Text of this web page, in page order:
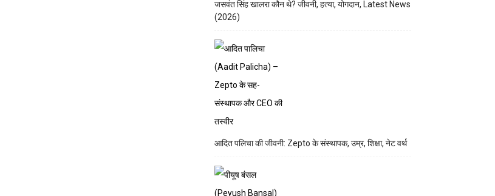
जसवंत सिंह खालरा कौन थे? जीवनी, हत्या, योगदान, Latest News
(2026)
आदित पलिचा की जीवनी: Zepto के संस्थापक, उम्र, शिक्षा, नेट वर्थ